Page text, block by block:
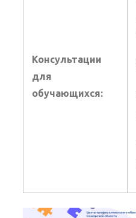
Консультации
для
обучающихся: